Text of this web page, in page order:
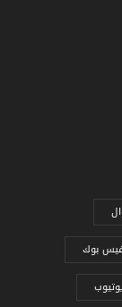
بوك
يوتيوب